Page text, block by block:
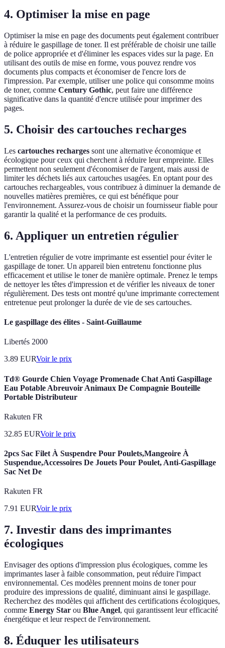
4. Optimiser la mise en page
Optimiser la mise en page des documents peut également contribuer
à réduire le gaspillage de toner. Il est préférable de choisir une taille
de police appropriée et d'éliminer les espaces vides sur la page. En
utilisant des outils de mise en forme, vous pouvez rendre vos
documents plus compacts et économiser de l'encre lors de
l'impression. Par exemple, utiliser une police qui consomme moins
de toner, comme Century Gothic, peut faire une différence
significative dans la quantité d'encre utilisée pour imprimer des
pages.
5. Choisir des cartouches recharges
Les cartouches recharges sont une alternative économique et
écologique pour ceux qui cherchent à réduire leur empreinte. Elles
permettent non seulement d'économiser de l'argent, mais aussi de
limiter les déchets liés aux cartouches usagées. En optant pour des
cartouches rechargeables, vous contribuez à diminuer la demande de
nouvelles matières premières, ce qui est bénéfique pour
l'environnement. Assurez-vous de choisir un fournisseur fiable pour
garantir la qualité et la performance de ces produits.
6. Appliquer un entretien régulier
L'entretien régulier de votre imprimante est essentiel pour éviter le
gaspillage de toner. Un appareil bien entretenu fonctionne plus
efficacement et utilise le toner de manière optimale. Prenez le temps
de nettoyer les têtes d'impression et de vérifier les niveaux de toner
régulièrement. Des tests ont montré qu'une imprimante correctement
entretenue peut prolonger la durée de vie de ses cartouches.
Le gaspillage des élites - Saint-Guillaume
Libertés 2000
3.89 EURVoir le prix
Td® Gourde Chien Voyage Promenade Chat Anti Gaspillage
Eau Potable Abreuvoir Animaux De Compagnie Bouteille
Portable Distributeur
Rakuten FR
32.85 EURVoir le prix
2pcs Sac Filet À Suspendre Pour Poulets,Mangeoire À
Suspendue,Accessoires De Jouets Pour Poulet, Anti-Gaspillage
Sac Net De
Rakuten FR
7.91 EURVoir le prix
7. Investir dans des imprimantes
écologiques
Envisager des options d'impression plus écologiques, comme les
imprimantes laser à faible consommation, peut réduire l'impact
environnemental. Ces modèles prennent moins de toner pour
produire des impressions de qualité, diminuant ainsi le gaspillage.
Recherchez des modèles qui affichent des certifications écologiques,
comme Energy Star ou Blue Angel, qui garantissent leur efficacité
énergétique et leur respect de l'environnement.
8. Éduquer les utilisateurs